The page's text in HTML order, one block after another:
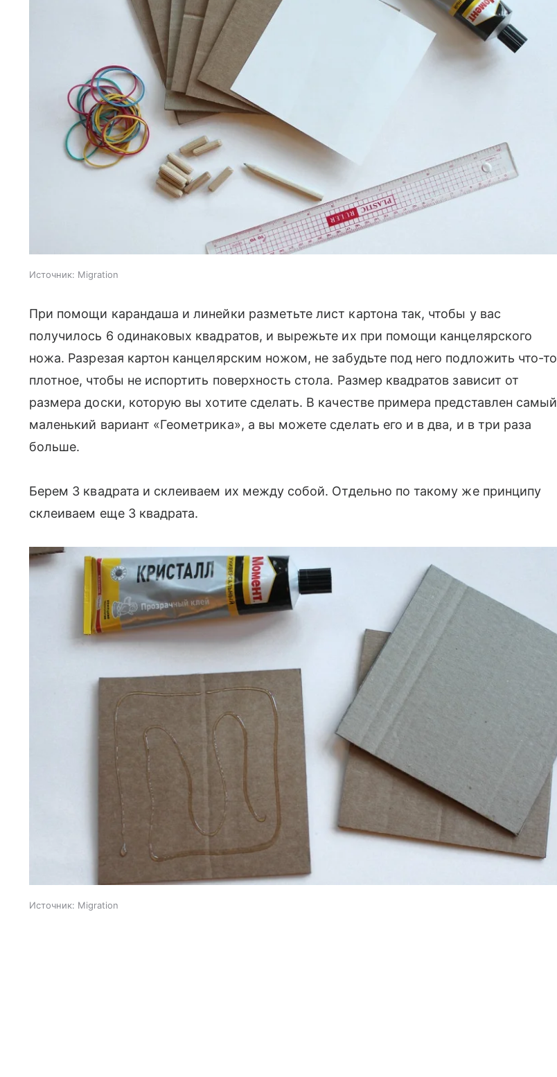
Источник: Migration
При помощи карандаша и линейки разметьте лист картона так, чтобы у вас
получилось 6 одинаковых квадратов, и вырежьте их при помощи канцелярского
ножа. Разрезая картон канцелярским ножом, не забудьте под него подложить что-то
плотное, чтобы не испортить поверхность стола. Размер квадратов зависит от
размера доски, которую вы хотите сделать. В качестве примера представлен самый
маленький вариант «Геометрика», а вы можете сделать его и в два, и в три раза
больше.
Берем 3 квадрата и склеиваем их между собой. Отдельно по такому же принципу
склеиваем еще 3 квадрата.
Источник: Migration